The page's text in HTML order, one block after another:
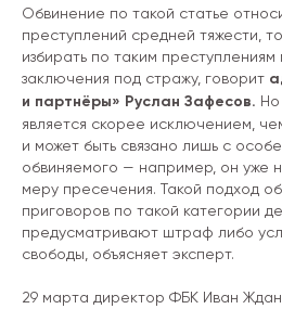
Обвинение по такой статье
преступлений средней тяжести,
избирать по таким
заключения под стражу, говорит
и партнёры» Руслан Зафесов. Но
является скорее исключением,
и может быть связано лишь с
обвиняемого — например, он уже
меру пресечения. Такой подход
приговоров по такой категории
предусматривают штраф либо
свободы, объясняет эксперт.
29 марта директор ФБК Иван